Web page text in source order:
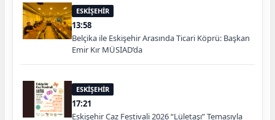
ESKİŞEHİR
13:58
Belçika ile Eskişehir Arasında Ticari Köprü: Başkan
Emir Kır MÜSİAD’da
ESKİŞEHİR
17:21
Eskişehir Caz Festivali 2026 “Lületaşı” Temasıyla